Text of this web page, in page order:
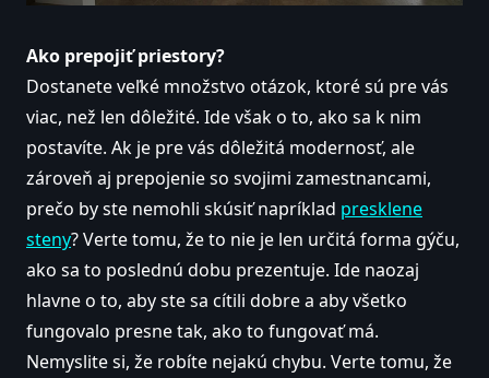
Ako prepojiť priestory?
Dostanete veľké množstvo otázok, ktoré sú pre vás
viac, než len dôležité. Ide však o to, ako sa k nim
postavíte. Ak je pre vás dôležitá modernosť, ale
zároveň aj prepojenie so svojimi zamestnancami,
prečo by ste nemohli skúsiť napríklad presklene
steny? Verte tomu, že to nie je len určitá forma gýču,
ako sa to poslednú dobu prezentuje. Ide naozaj
hlavne o to, aby ste sa cítili dobre a aby všetko
fungovalo presne tak, ako to fungovať má.
Nemyslite si, že robíte nejakú chybu. Verte tomu, že